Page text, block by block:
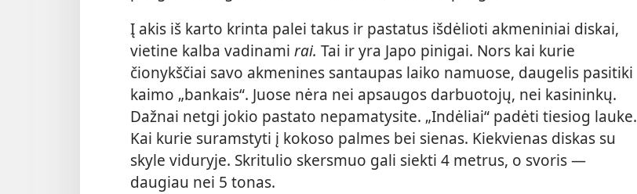
Į akis iš karto krinta palei takus ir pastatus išdėlioti akmeniniai diskai,
vietine kalba vadinami rai. Tai ir yra Japo pinigai. Nors kai kurie
čionykščiai savo akmenines santaupas laiko namuose, daugelis pasitiki
kaimo „bankais“. Juose nėra nei apsaugos darbuotojų, nei kasininkų.
Dažnai netgi jokio pastato nepamatysite. „Indėliai“ padėti tiesiog lauke.
Kai kurie suramstyti į kokoso palmes bei sienas. Kiekvienas diskas su
skyle viduryje. Skritulio skersmuo gali siekti 4 metrus, o svoris —
daugiau nei 5 tonas.